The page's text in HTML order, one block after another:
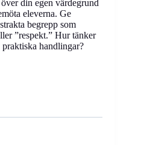
din egen värdegrund
eleverna. Ge
begrepp som
”respekt.” Hur tänker
handlingar?